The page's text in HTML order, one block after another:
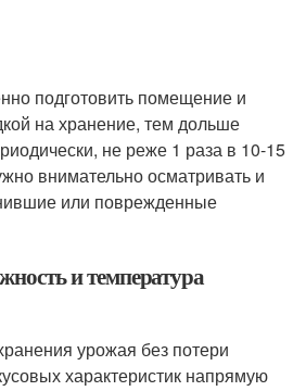
подготовить помещение и
на хранение, тем дольше
не реже 1 раза в 10-15
внимательно осматривать и
или поврежденные
и температура
урожая без потери
характеристик напрямую